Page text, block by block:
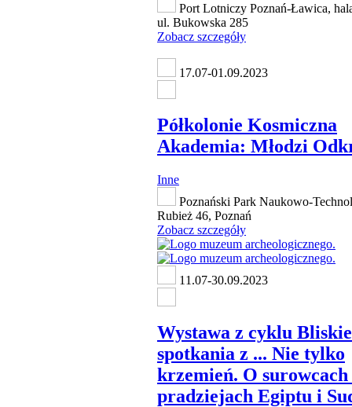
Port Lotniczy Poznań-Ławica,
ul. Bukowska 285
Zobacz szczegóły
17.07-01.09.2023
Półkolonie Kosmiczna
Akademia: Młodzi
Inne
Poznański Park Naukowo-
Rubież 46, Poznań
Zobacz szczegóły
11.07-30.09.2023
Wystawa z cyklu Bliskie
spotkania z ... Nie tylko
krzemień. O surowcach
pradziejach Egiptu i